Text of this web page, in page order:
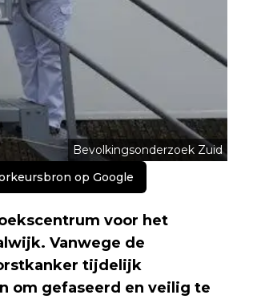
Bevolkingsonderzoek Zuid
op Google
voor het
Vanwege de
tijdelijk
om gefaseerd en veilig te